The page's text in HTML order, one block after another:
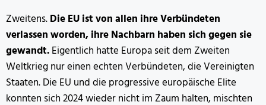
Zweitens.Die EU ist von allen ihre Verbündeten
verlassen worden, ihre Nachbarn haben sich gegen sie
gewandt.Eigentlich hatte Europa seit dem Zweiten
Weltkrieg nur einen echten Verbündeten, die Vereinigten
Staaten. Die EU und die progressive europäische Elite
konnten sich 2024 wieder nicht im Zaum halten, mischten